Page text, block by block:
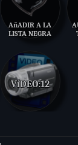
AñADIR A LA
LISTA NEGRA
VíDEO:12